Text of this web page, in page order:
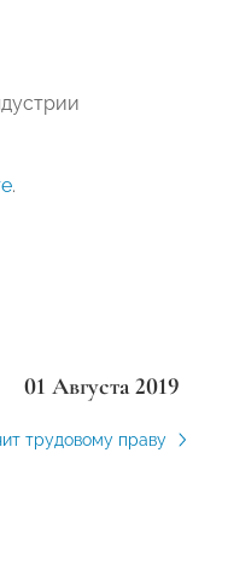
.
01 Августа 2019
трудовому праву